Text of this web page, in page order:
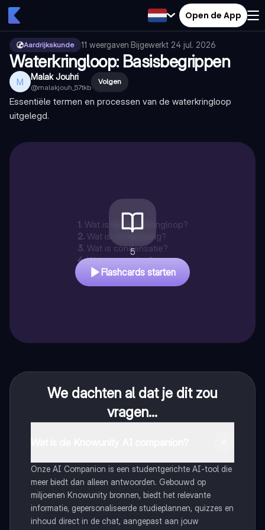
Open de App
Aardrijkskunde 11 weergaven·Bijgewerkt 24 jul. 2026
Waterkringloop: Basisbegrippen
M Malak Jouhri
@malakjouh_57tkb
Volgen
Essentiële termen en processen van de waterkringloop
uitgelegd.
1. Wat is de waterkringloop?
2. Wat is verdamping?
3. Wat is condensatie?
4. Wat is neerslag?
5
Flashcards starten
We dachten al dat je dit zou
vragen...
Onze AI Companion is een studentgerichte AI-tool die
meer biedt dan alleen antwoorden. Gebouwd op
miljoenen Knowunity bronnen, biedt het relevante
informatie, gepersonaliseerde studieplannen, quizzes en
inhoud direct in de chat, aangepast aan jouw